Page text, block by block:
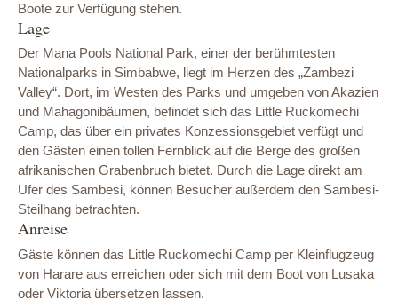
Boote zur Verfügung stehen.
Lage
Der Mana Pools National Park, einer der berühmtesten
Nationalparks in Simbabwe, liegt im Herzen des „Zambezi
Valley“. Dort, im Westen des Parks und umgeben von Akazien
und Mahagonibäumen, befindet sich das Little Ruckomechi
Camp, das über ein privates Konzessionsgebiet verfügt und
den Gästen einen tollen Fernblick auf die Berge des großen
afrikanischen Grabenbruch bietet. Durch die Lage direkt am
Ufer des Sambesi, können Besucher außerdem den Sambesi-
Steilhang betrachten.
Anreise
Gäste können das Little Ruckomechi Camp per Kleinflugzeug
von Harare aus erreichen oder sich mit dem Boot von Lusaka
oder Viktoria übersetzen lassen.